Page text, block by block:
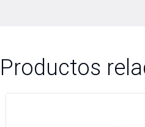
Productos